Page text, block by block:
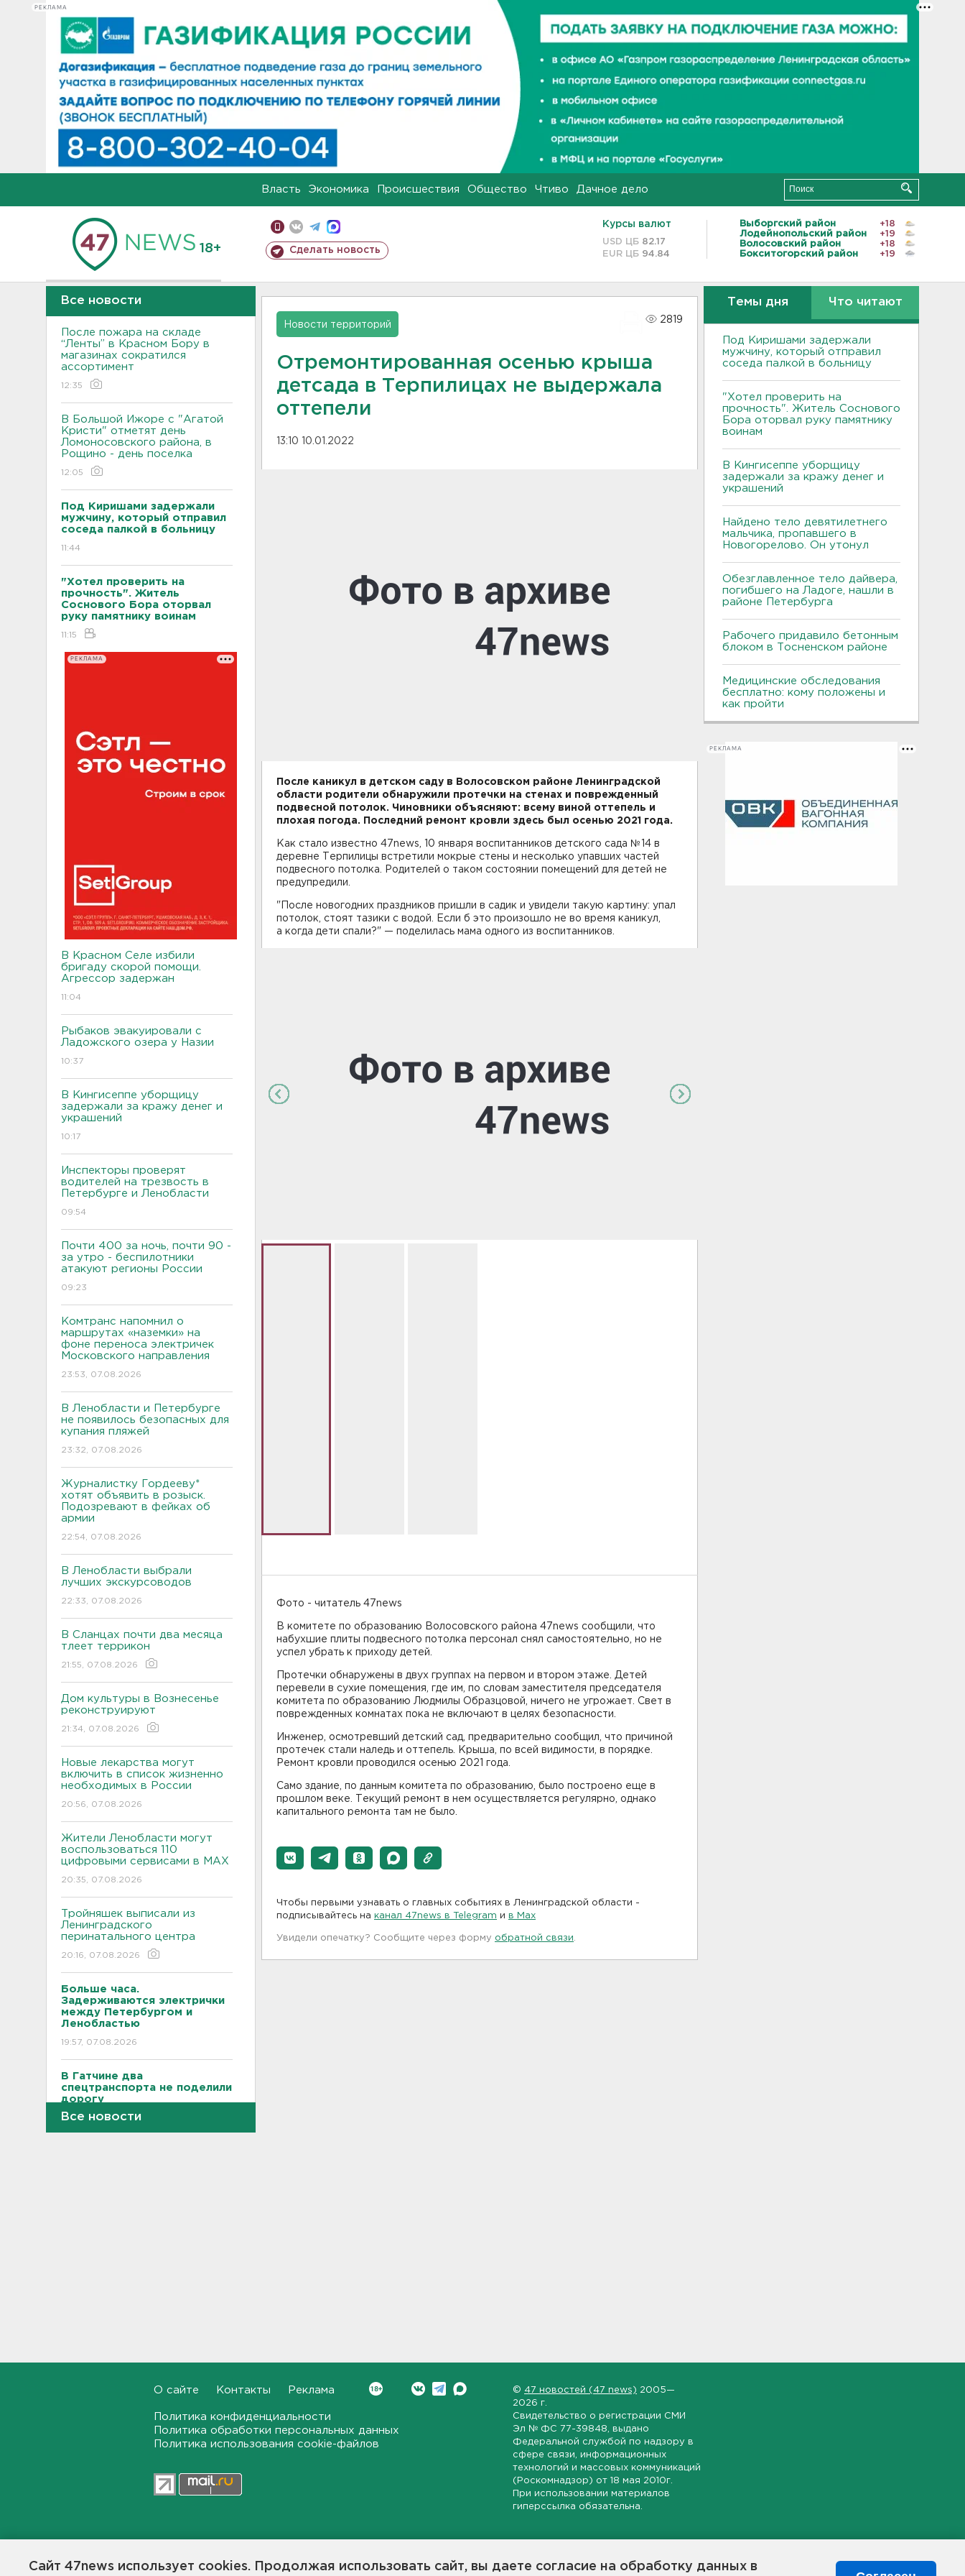
Сайт 47news использует cookies. Продолжая использовать сайт, вы даете согласие на обработку данных в
РЕКЛАМА
Власть Экономика Происшествия Общество Чтиво Дачное дело
18+ Сделать новость
Курсы валют
USD ЦБ 82.17
EUR ЦБ 94.84
Выборгский район
+18
Лодейнопольский район
+19
Волосовский район
+18
Бокситогорский район
+19
Все новости
После пожара на складе
“Ленты” в Красном Бору в
магазинах сократился
ассортимент
12:35
В Большой Ижоре с "Агатой
Кристи" отметят день
Ломоносовского района, в
Рощино - день поселка
12:05
Под Киришами задержали
мужчину, который отправил
соседа палкой в больницу
11:44
"Хотел проверить на
прочность". Житель
Соснового Бора оторвал
руку памятнику воинам
11:15
РЕКЛАМА
В Красном Селе избили
бригаду скорой помощи.
Агрессор задержан
11:04
Рыбаков эвакуировали с
Ладожского озера у Назии
10:37
В Кингисеппе уборщицу
задержали за кражу денег и
украшений
10:17
Инспекторы проверят
водителей на трезвость в
Петербурге и Ленобласти
09:54
Почти 400 за ночь, почти 90 -
за утро - беспилотники
атакуют регионы России
09:23
Комтранс напомнил о
маршрутах «наземки» на
фоне переноса электричек
Московского направления
23:53, 07.08.2026
В Ленобласти и Петербурге
не появилось безопасных для
купания пляжей
23:32, 07.08.2026
Журналистку Гордееву*
хотят объявить в розыск.
Подозревают в фейках об
армии
22:54, 07.08.2026
В Ленобласти выбрали
лучших экскурсоводов
22:33, 07.08.2026
В Сланцах почти два месяца
тлеет террикон
21:55, 07.08.2026
Дом культуры в Вознесенье
реконструируют
21:34, 07.08.2026
Новые лекарства могут
включить в список жизненно
необходимых в России
20:56, 07.08.2026
Жители Ленобласти могут
воспользоваться 110
цифровыми сервисами в МАХ
20:35, 07.08.2026
Тройняшек выписали из
Ленинградского
перинатального центра
20:16, 07.08.2026
Больше часа.
Задерживаются электрички
между Петербургом и
Ленобластью
19:57, 07.08.2026
В Гатчине два
спецтранспорта не поделили
дорогу
19:36, 07.08.2026
Соснового Бора
Врач дала рекомендации для
борщевик
Все новости
Новости территорий
2819
Отремонтированная осенью крыша
детсада в Терпилицах не выдержала
оттепели
13:10 10.01.2022
После каникул в детском саду в Волосовском районе Ленинградской
области родители обнаружили протечки на стенах и поврежденный
подвесной потолок. Чиновники объясняют: всему виной оттепель и
плохая погода. Последний ремонт кровли здесь был осенью 2021 года.
Как стало известно 47news, 10 января воспитанников детского сада №14 в
деревне Терпилицы встретили мокрые стены и несколько упавших частей
подвесного потолка. Родителей о таком состоянии помещений для детей не
предупредили.
"После новогодних праздников пришли в садик и увидели такую картину: упал
потолок, стоят тазики с водой. Если б это произошло не во время каникул,
а когда дети спали?" — поделилась мама одного из воспитанников.
Фото - читатель 47news
В комитете по образованию Волосовского района 47news сообщили, что
набухшие плиты подвесного потолка персонал снял самостоятельно, но не
успел убрать к приходу детей.
Протечки обнаружены в двух группах на первом и втором этаже. Детей
перевели в сухие помещения, где им, по словам заместителя председателя
комитета по образованию Людмилы Образцовой, ничего не угрожает. Свет в
поврежденных комнатах пока не включают в целях безопасности.
Инженер, осмотревший детский сад, предварительно сообщил, что причиной
протечек стали наледь и оттепель. Крыша, по всей видимости, в порядке.
Ремонт кровли проводился осенью 2021 года.
Само здание, по данным комитета по образованию, было построено еще в
прошлом веке. Текущий ремонт в нем осуществляется регулярно, однако
капитального ремонта там не было.
Чтобы первыми узнавать о главных событиях в Ленинградской области -
подписывайтесь на канал 47news в Telegram и в Maх
Увидели опечатку? Сообщите через форму обратной связи
Темы дня Что читают
Под Киришами задержали
мужчину, который отправил
соседа палкой в больницу
"Хотел проверить на
прочность". Житель Соснового
Бора оторвал руку памятнику
воинам
В Кингисеппе уборщицу
задержали за кражу денег и
украшений
Найдено тело девятилетнего
мальчика, пропавшего в
Новогорелово. Он утонул
Обезглавленное тело дайвера,
погибшего на Ладоге, нашли в
районе Петербурга
Рабочего придавило бетонным
блоком в Тосненском районе
Медицинские обследования
бесплатно: кому положены и
как пройти
РЕКЛАМА
О сайте Контакты Реклама
Политика конфиденциальности
Политика обработки персональных данных
Политика использования cookie-файлов
© 47 новостей (47 news) 2005—
2026 г.
Свидетельство о регистрации СМИ
Эл № ФС 77-39848 , выдано
Федеральной службой по надзору в
сфере связи, информационных
технологий и массовых коммуникаций
(Роскомнадзор) от 18 мая 2010г.
При использовании материалов
гиперссылка обязательна.
общественной жизни в Ленинградской области, экономической и инвестиционной активности в регионе.
Создатели рассчитывают, что «47 новостей» станет популярной и конструктивной площадкой для свободного